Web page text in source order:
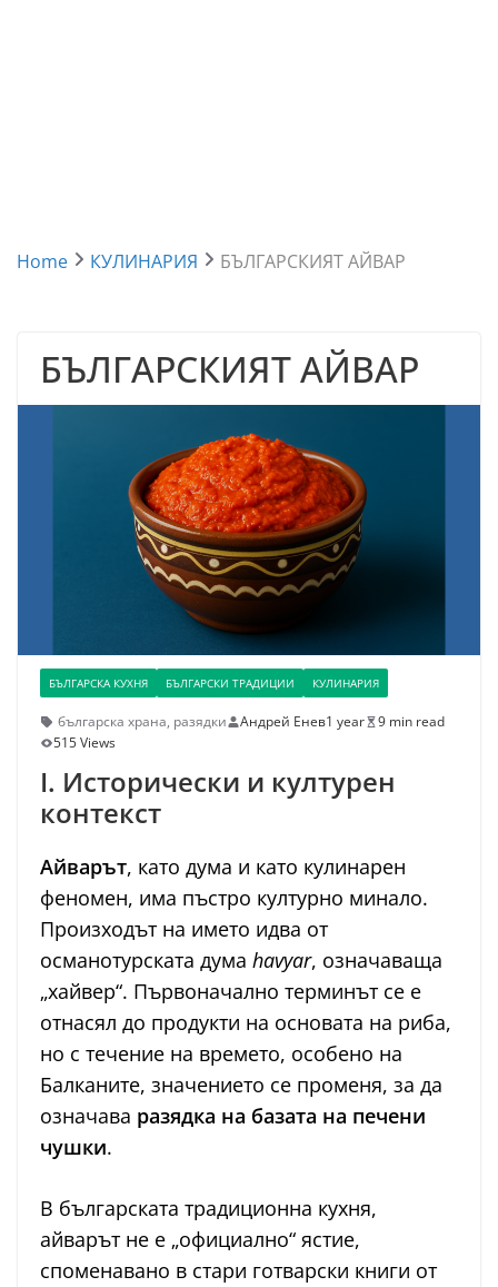
Home КУЛИНАРИЯ БЪЛГАРСКИЯТ АЙВАР
БЪЛГАРСКИЯТ АЙВАР
БЪЛГАРСКА КУХНЯ БЪЛГАРСКИ ТРАДИЦИИ КУЛИНАРИЯ
българска храна, разядки Андрей Енев1 year
9 min read
515 Views
I. Исторически и културен
контекст
Айварът, като дума и като кулинарен
феномен, има пъстро културно минало.
Произходът на името идва от
османотурската дума havyar, означаваща
„хайвер“. Първоначално терминът се е
отнасял до продукти на основата на риба,
но с течение на времето, особено на
Балканите, значението се променя, за да
означава разядка на базата на печени
чушки.
В българската традиционна кухня,
айварът не е „официално“ ястие,
споменавано в стари готварски книги от